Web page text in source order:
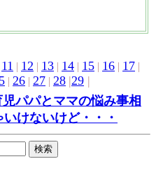
11 | 12 | 13 | 14 | 15 | 16 | 17 |
| 26 | 27 | 28 |29 |
児パパとママの悩み事相
けないけど・・・